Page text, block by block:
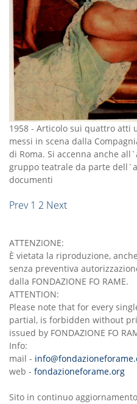
1958 - Articolo sui quattro atti
messi in scena dalla
di Roma. Si accenna anche
gruppo teatrale da parte
documenti
Prev 1 2 Next
ATTENZIONE:
È vietata la riproduzione,
senza preventiva
dalla FONDAZIONE FO RAME.
ATTENTION:
Please note that for every
partial, is forbidden without
issued by FONDAZIONE FO
Info:
mail -
web - fondazioneforame.org
Sito in continuo